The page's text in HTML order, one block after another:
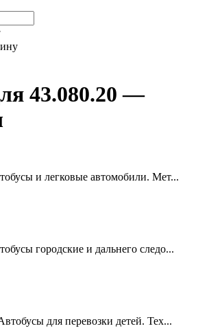
43.080.20 —
и легковые автомобили. Мет...
городские и дальнего следо...
для перевозки детей. Тех...